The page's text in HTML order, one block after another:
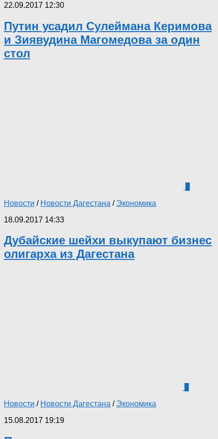
22.09.2017 12:30
Путин усадил Сулеймана Керимова
и Зиявудина Магомедова за один
стол
Новости / Новости Дагестана / Экономика
18.09.2017 14:33
Дубайские шейхи выкупают бизнес
олигарха из Дагестана
Новости / Новости Дагестана / Экономика
15.08.2017 19:19